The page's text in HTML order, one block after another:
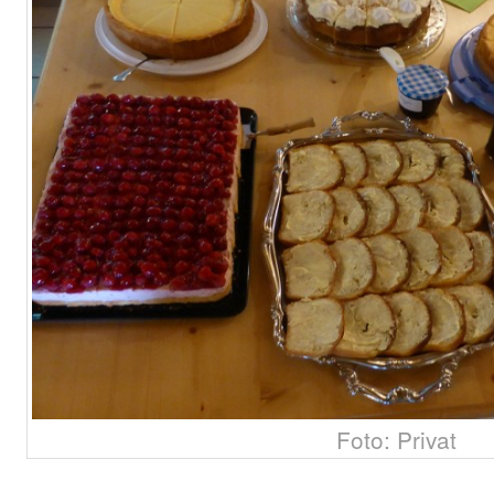
Foto: Privat